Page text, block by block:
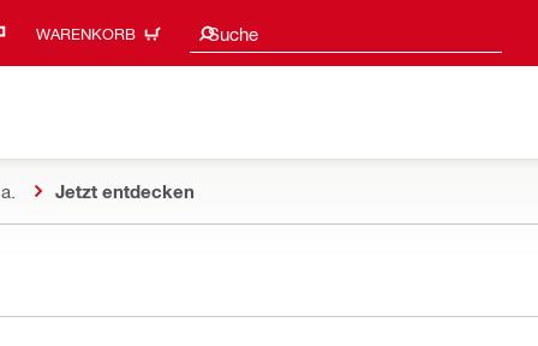
WARENKORB Suche
Suchvorschläge
Jetzt entdecken